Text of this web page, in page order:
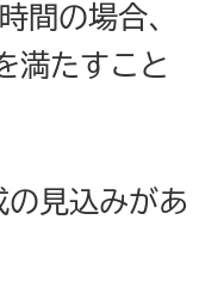
間の場合、
満たすこと
見込みがあ